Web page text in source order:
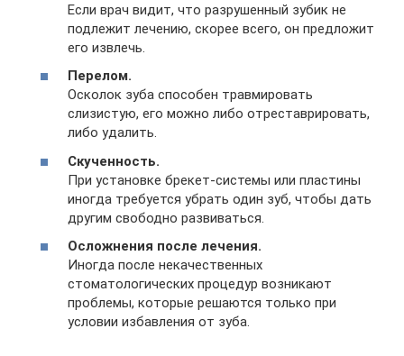
Если врач видит, что разрушенный зубик не
подлежит лечению, скорее всего, он предложит
его извлечь.
Перелом.
Осколок зуба способен травмировать
слизистую, его можно либо отреставрировать,
либо удалить.
Скученность.
При установке брекет-системы или пластины
иногда требуется убрать один зуб, чтобы дать
другим свободно развиваться.
Осложнения после лечения.
Иногда после некачественных
стоматологических процедур возникают
проблемы, которые решаются только при
условии избавления от зуба.